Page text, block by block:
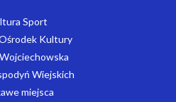
Sport
Kultury
Wiejskich
miejsca